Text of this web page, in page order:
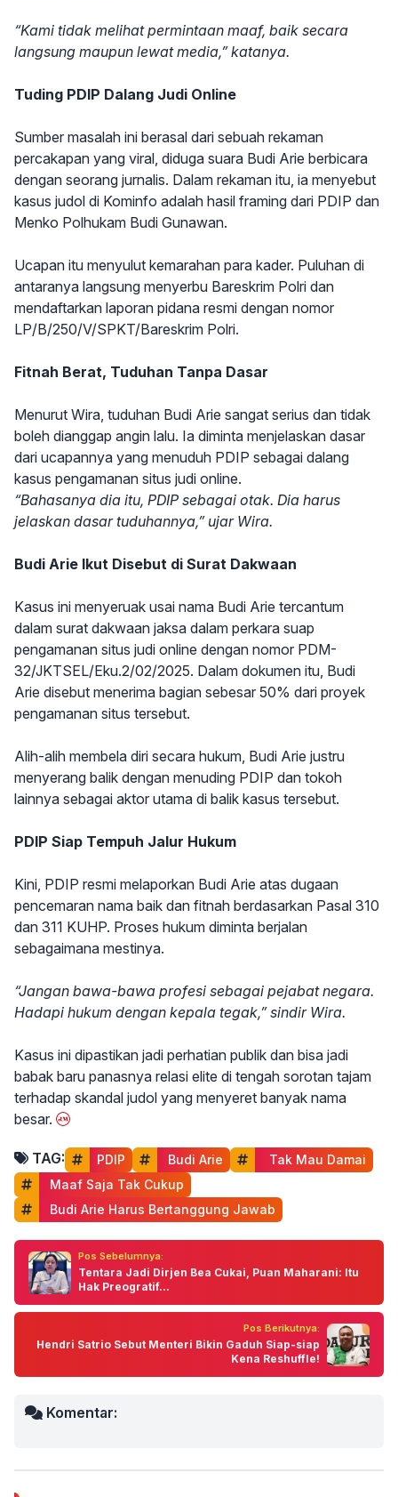
“Kami tidak melihat permintaan maaf, baik secara
langsung maupun lewat media,” katanya.
Tuding PDIP Dalang Judi Online
Sumber masalah ini berasal dari sebuah rekaman
percakapan yang viral, diduga suara Budi Arie berbicara
dengan seorang jurnalis. Dalam rekaman itu, ia menyebut
kasus judol di Kominfo adalah hasil framing dari PDIP dan
Menko Polhukam Budi Gunawan.
Ucapan itu menyulut kemarahan para kader. Puluhan di
antaranya langsung menyerbu Bareskrim Polri dan
mendaftarkan laporan pidana resmi dengan nomor
LP/B/250/V/SPKT/Bareskrim Polri.
Fitnah Berat, Tuduhan Tanpa Dasar
Menurut Wira, tuduhan Budi Arie sangat serius dan tidak
boleh dianggap angin lalu. Ia diminta menjelaskan dasar
dari ucapannya yang menuduh PDIP sebagai dalang
kasus pengamanan situs judi online.
“Bahasanya dia itu, PDIP sebagai otak. Dia harus
jelaskan dasar tuduhannya,” ujar Wira.
Budi Arie Ikut Disebut di Surat Dakwaan
Kasus ini menyeruak usai nama Budi Arie tercantum
dalam surat dakwaan jaksa dalam perkara suap
pengamanan situs judi online dengan nomor PDM-
32/JKTSEL/Eku.2/02/2025. Dalam dokumen itu, Budi
Arie disebut menerima bagian sebesar 50% dari proyek
pengamanan situs tersebut.
Alih-alih membela diri secara hukum, Budi Arie justru
menyerang balik dengan menuding PDIP dan tokoh
lainnya sebagai aktor utama di balik kasus tersebut.
PDIP Siap Tempuh Jalur Hukum
Kini, PDIP resmi melaporkan Budi Arie atas dugaan
pencemaran nama baik dan fitnah berdasarkan Pasal 310
dan 311 KUHP. Proses hukum diminta berjalan
sebagaimana mestinya.
“Jangan bawa-bawa profesi sebagai pejabat negara.
Hadapi hukum dengan kepala tegak,” sindir Wira.
Kasus ini dipastikan jadi perhatian publik dan bisa jadi
babak baru panasnya relasi elite di tengah sorotan tajam
terhadap skandal judol yang menyeret banyak nama
besar.
TAG: PDIP Budi Arie
  Tak Mau Damai
Maaf Saja Tak Cukup
Budi Arie Harus Bertanggung Jawab
Pos Sebelumnya:
Tentara Jadi Dirjen Bea Cukai, Puan Maharani: Itu
Hak Preogratif...
Pos Berikutnya:
Hendri Satrio Sebut Menteri Bikin Gaduh Siap-siap
Kena Reshuffle!
Komentar: